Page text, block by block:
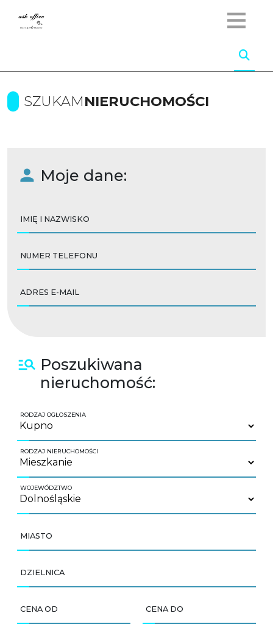
SZUKAMNIERUCHOMOŚCI
Moje dane:
IMIĘ I NAZWISKO
NUMER TELEFONU
ADRES E-MAIL
Poszukiwana
nieruchomość:
RODZAJ OGŁOSZENIA
RODZAJ NIERUCHOMOŚCI
WOJEWÓDZTWO
MIASTO
DZIELNICA
CENA OD CENA DO